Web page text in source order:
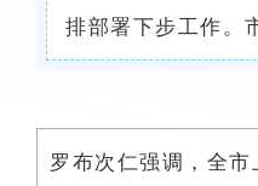
排部署下步工作。
罗布次仁强调，全